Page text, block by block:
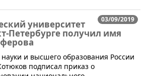
03/09/2019
университет
Петербурге получил имя
и высшего образования России
подписал приказ о